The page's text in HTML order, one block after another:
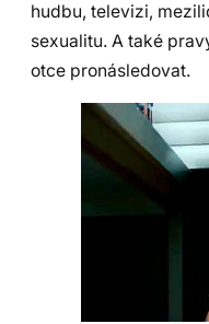
hudbu, televizi,
sexualitu. A také
otce pronásledovat.